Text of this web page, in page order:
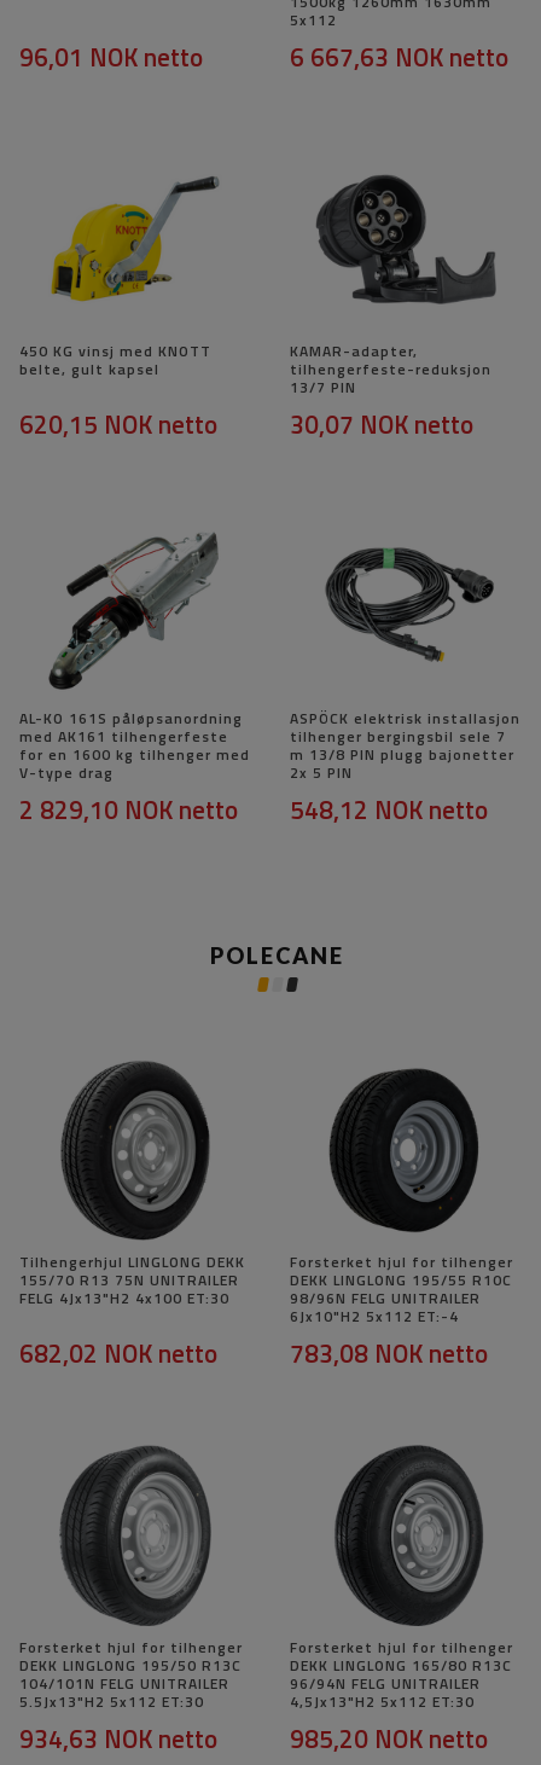
96,01 NOKnetto
5x112
6 667,63 NOKnetto
450 KG vinsj med KNOTT
belte, gult kapsel
620,15 NOKnetto
KAMAR-adapter,
tilhengerfeste-reduksjon
13/7 PIN
30,07 NOKnetto
AL-KO 161S påløpsanordning
med AK161 tilhengerfeste
for en 1600 kg tilhenger med
V-type drag
2 829,10 NOKnetto
ASPÖCK elektrisk installasjon
tilhenger bergingsbil sele 7
m 13/8 PIN plugg bajonetter
2x 5 PIN
548,12 NOKnetto
POLECANE
Tilhengerhjul LINGLONG DEKK
155/70 R13 75N UNITRAILER
FELG 4Jx13"H2 4x100 ET:30
682,02 NOKnetto
Forsterket hjul for tilhenger
DEKK LINGLONG 195/55 R10C
98/96N FELG UNITRAILER
6Jx10"H2 5x112 ET:-4
783,08 NOKnetto
Forsterket hjul for tilhenger
DEKK LINGLONG 195/50 R13C
104/101N FELG UNITRAILER
5.5Jx13"H2 5x112 ET:30
934,63 NOKnetto
Forsterket hjul for tilhenger
DEKK LINGLONG 165/80 R13C
96/94N FELG UNITRAILER
4,5Jx13"H2 5x112 ET:30
985,20 NOKnetto